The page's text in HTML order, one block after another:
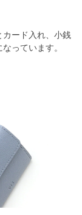
カード入れ、小銭
っています。